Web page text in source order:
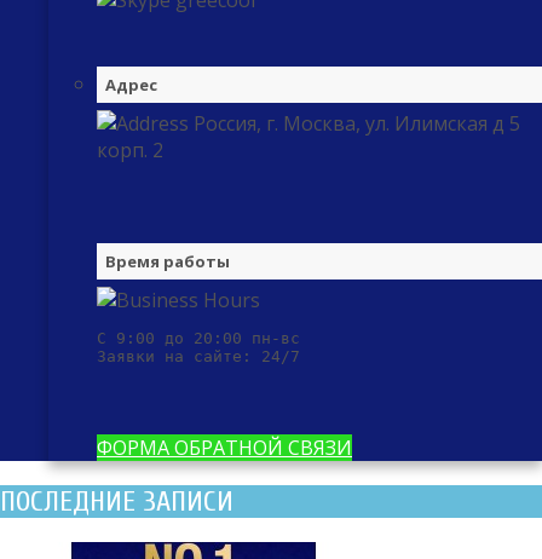
Адрес
Россия, г. Москва, ул. Илимская д 5
корп. 2
Время работы
С 9:00 до 20:00 пн-вс
Заявки на сайте: 24/7
ФОРМА ОБРАТНОЙ СВЯЗИ
ПОСЛЕДНИЕ ЗАПИСИ